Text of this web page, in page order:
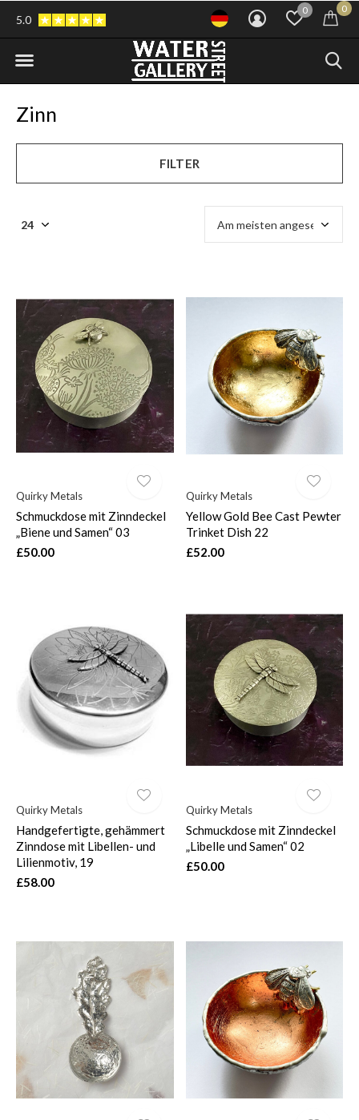
0 0
5.0
Zinn
FILTER
Quirky Metals
Schmuckdose mit Zinndeckel
„Biene und Samen“ 03
£50.00
Quirky Metals
Yellow Gold Bee Cast Pewter
Trinket Dish 22
£52.00
Quirky Metals
Handgefertigte, gehämmert
Zinndose mit Libellen- und
Lilienmotiv, 19
£58.00
Quirky Metals
Schmuckdose mit Zinndeckel
„Libelle und Samen“ 02
£50.00